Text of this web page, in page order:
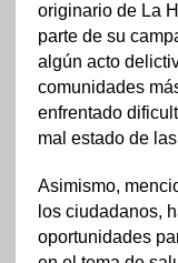
originario de La
parte de su
algún acto
comunidades
enfrentado
mal estado de
Asimismo,
los ciudadanos,
oportunidades